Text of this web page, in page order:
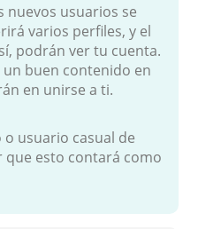
nuevos usuarios se
varios perfiles, y el
podrán ver tu cuenta.
un buen contenido en
en unirse a ti.
usuario casual de
que esto contará como